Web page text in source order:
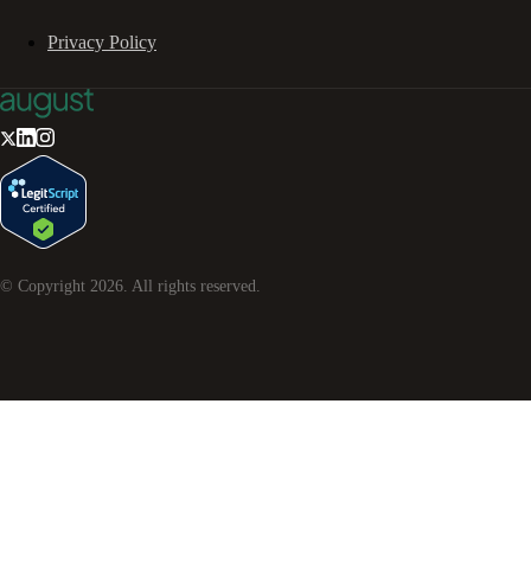
Privacy Policy
© Copyright 2026 . All rights reserved.